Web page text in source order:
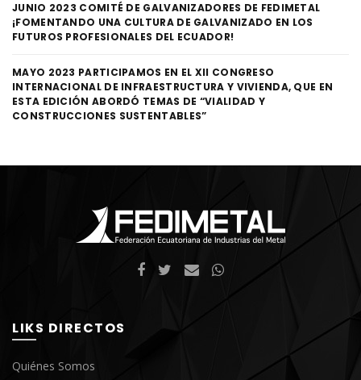
JUNIO 2023 COMITÉ DE GALVANIZADORES DE FEDIMETAL
¡FOMENTANDO UNA CULTURA DE GALVANIZADO EN LOS
FUTUROS PROFESIONALES DEL ECUADOR!
MAYO 2023 PARTICIPAMOS EN EL XII CONGRESO
INTERNACIONAL DE INFRAESTRUCTURA Y VIVIENDA, QUE EN
ESTA EDICIÓN ABORDÓ TEMAS DE “VIALIDAD Y
CONSTRUCCIONES SUSTENTABLES”
LIKS DIRECTOS
Quiénes Somos